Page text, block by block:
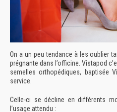
On a un peu tendance à les oublier
prégnante dans l’officine. Vistapod
semelles orthopédiques, baptisée
service.
Celle-ci se décline en différents
l’usage attendu :